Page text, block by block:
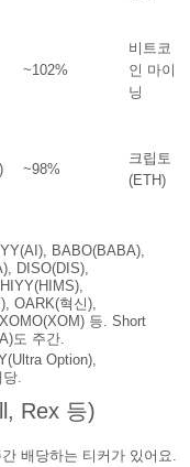
~102%
비트코
인 마이
닝
~98%
크립토
(ETH)
BABO(BABA),
DISO(DIS),
OARK(혁신),
등. Short
도 주간.
Option),
.
Rex 등)
배당하는 티커가 있어요.